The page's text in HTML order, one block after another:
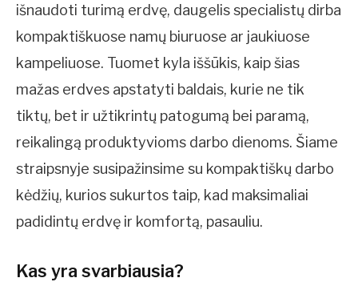
išnaudoti turimą erdvę, daugelis specialistų dirba
kompaktiškuose namų biuruose ar jaukiuose
kampeliuose. Tuomet kyla iššūkis, kaip šias
mažas erdves apstatyti baldais, kurie ne tik
tiktų, bet ir užtikrintų patogumą bei paramą,
reikalingą produktyvioms darbo dienoms. Šiame
straipsnyje susipažinsime su kompaktiškų darbo
kėdžių, kurios sukurtos taip, kad maksimaliai
padidintų erdvę ir komfortą, pasauliu.
Kas yra svarbiausia?